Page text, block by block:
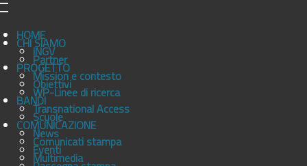
HOME
CHI SIAMO
INGV
Partner
PROGETTO
Mission e contesto
Obiettivi
WP-Linee di ricerca
BANDITransnational Access
Scuole
COMUNICAZIONE
News
Comunicati stampa
Eventi
Multimedia